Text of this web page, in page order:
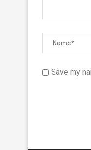
Save my